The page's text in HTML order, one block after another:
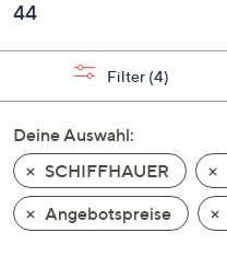
Pfeiltasten
nach
und
nach
unten
oder
wischen
Sie
44
Filter (4)
Deine Auswahl:
SCHIFFHAUER
Angebotspreise